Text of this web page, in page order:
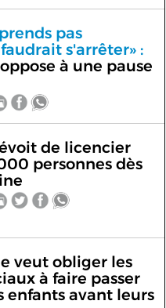
pas
s'arrêter» :
à une pause
de licencier
personnes dès
veut obliger les
à faire passer
enfants avant leurs